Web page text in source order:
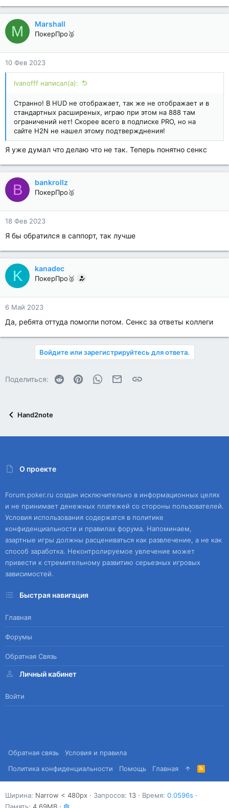
M Marshall
ПокерПро🥈
10 Фев 2023
Ivanofff написал(а):
Странно! В HUD не отображает, так же не отображает и в
стандартных расширеных, играю при этом на 888 там
ограничений нет! Скорее всего в подписке PRO, но на
сайте H2N не нашел этому подтвержднения!
Я уже думал что делаю что не так. Теперь понятно сенкс
B bankrollz
ПокерПро🥈
18 Фев 2023
Я бы обратился в саппорт, так лучше
K kanadec
ПокерПро🥈
6 Май 2023
Да, ребята оттуда помогли потом. Сенкс за ответы коллеги
Войдите или зарегистрируйтесь для ответа.
Поделиться: Reddit PinterestWhatsAppЭлектронная почта
Ссылка
Hand2note
О проекте
Forum.poker.ru создан исключительно в информационных целях
и не принимает денежных платежей со стороны пользователей.
Условия использования содержатся в политике
конфиденциальности и правилах форума. Напоминаем,
азартные игры должны расцениваться как развлечение, а не как
способ заработка. Неконтролируемое увлечение может
привести к стремительному развитию серьезных игровых
зависимостей.
Быстрая навигация
Главная
Форумы
Обратная Связь
Личный кабинет
Войти
Обратная связь
Условия и правила
Политика конфиденциальности
Помощь Главная
R
S
S
Ширина Запросов 13 Время 0.0596s